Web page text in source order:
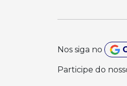
Nos siga no
Participe do